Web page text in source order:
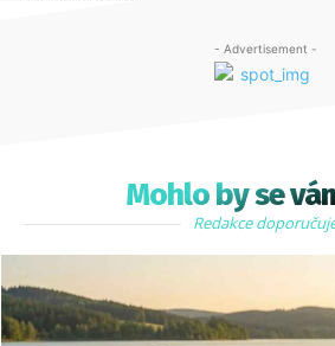
- Advertisement -
Mohlo by se
Redakce